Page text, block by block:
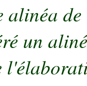
alinéa
un